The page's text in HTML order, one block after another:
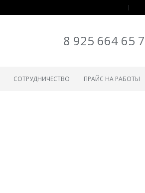
8 925 664 65
СОТРУДНИЧЕСТВО ПРАЙС НА РАБОТЫ